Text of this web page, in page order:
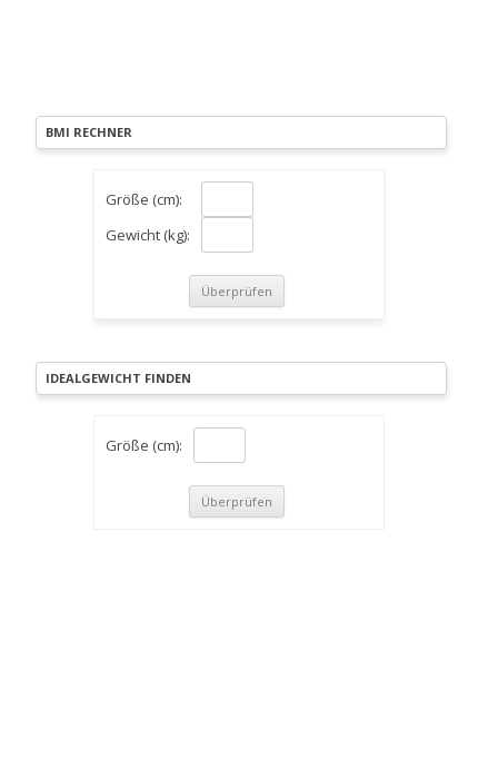
BMI RECHNER
Größe (cm):
Gewicht (kg):
IDEALGEWICHT FINDEN
Größe (cm):